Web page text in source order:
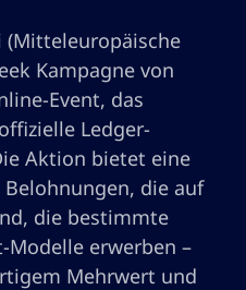
(Mitteleuropäische
Kampagne von
Event, das
Ledger-
Aktion bietet eine
die auf
die bestimmte
Modelle erwerben –
Mehrwert und